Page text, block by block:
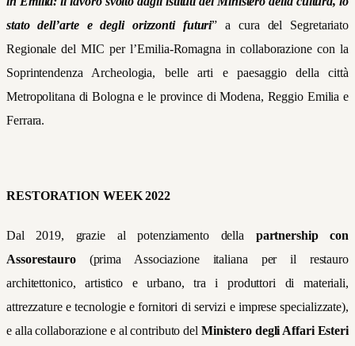
stato dell’arte e degli orizzonti futuri” a cura del Segretariato
Regionale del MIC per l’Emilia-Romagna in collaborazione con la
Soprintendenza Archeologia, belle arti e paesaggio della città
Metropolitana di Bologna e le province di Modena, Reggio Emilia e
Ferrara.
RESTORATION WEEK 2022
Dal 2019, grazie al potenziamento della partnership con
Assorestauro(prima Associazione italiana per il restauro
architettonico, artistico e urbano, tra i produttori di materiali,
attrezzature e tecnologie e fornitori di servizi e imprese specializzate),
e alla collaborazione e al contributo del Ministero degli Affari Esteri